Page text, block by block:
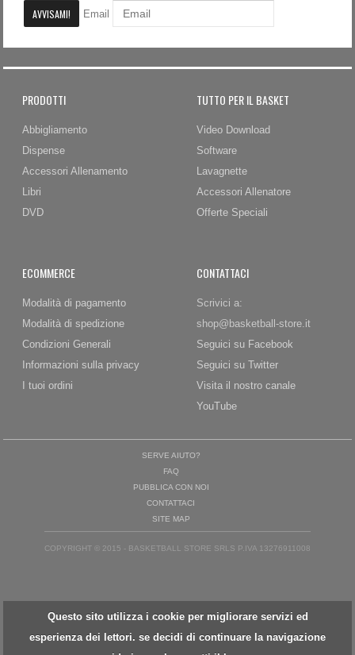
Email
PRODOTTI
Abbigliamento
Dispense
Accessori Allenamento
Libri
DVD
TUTTO PER IL BASKET
Video Download
Software
Lavagnette
Accessori Allenatore
Offerte Speciali
ECOMMERCE
Modalità di pagamento
Modalità di spedizione
Condizioni Generali
Informazioni sulla privacy
I tuoi ordini
CONTATTACI
Scrivici a:
shop@basketball-store.it
Seguici su Facebook
Seguici su Twitter
Visita il nostro canale
YouTube
SERVE AIUTO?
FAQ
PUBBLICA CON NOI
CONTATTACI
SITE MAP
COPYRIGHT © 2015 - BASKETBALL STORE SRLS P.IVA 13276911008
Questo sito utilizza i cookie per migliorare servizi ed
esperienza dei lettori. se decidi di continuare la navigazione